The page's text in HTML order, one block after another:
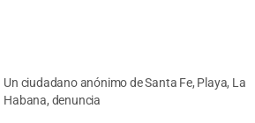
Un ciudadano anónimo de Santa Fe, Playa, La
Habana, denuncia